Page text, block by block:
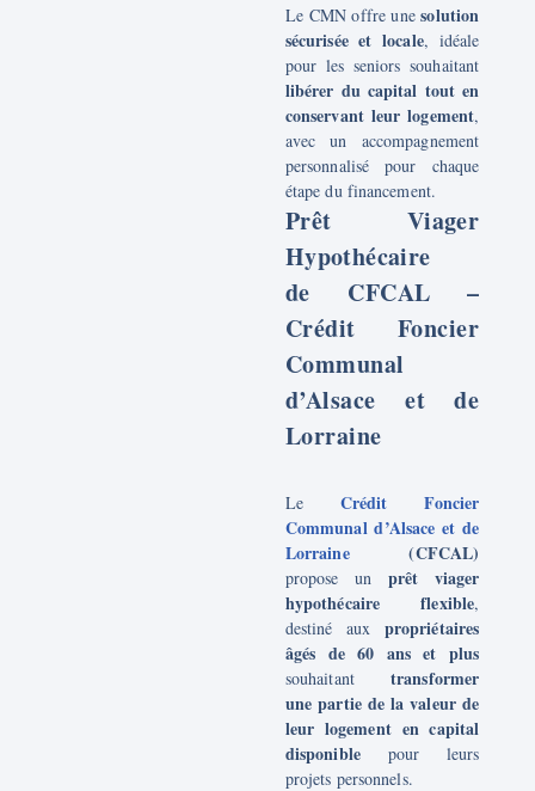
Le CMN offre unesolution
sécurisée et locale, idéale
pour les seniors souhaitant
libérer du capital tout en
conservant leur logement,
avec un accompagnement
personnalisé pour chaque
étape du financement.
Prêt Viager
Hypothécaire
de CFCAL –
Crédit Foncier
Communal
d’Alsace et de
Lorraine
Le Crédit Foncier
Communal d’Alsace et de
Lorraine(CFCAL)
propose un prêt viager
hypothécaire flexible,
destiné aux propriétaires
âgés de 60 ans et plus
souhaitanttransformer
une partie de la valeur de
leur logement en capital
disponiblepour leurs
projets personnels.